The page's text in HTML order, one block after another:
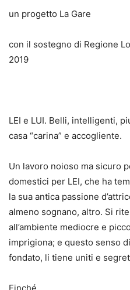
un progetto La Gare
con il sostegno di Regione
2019
LEI e LUI. Belli, intelligenti,
casa “carina” e accogliente.
Un lavoro noioso ma sicuro
domestici per LEI, che ha
la sua antica passione
almeno sognano, altro. Si
all’ambiente mediocre e
imprigiona; e questo senso
fondato, li tiene uniti e